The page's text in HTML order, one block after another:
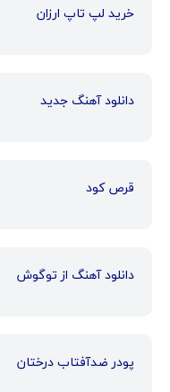
خرید لپ تاپ ارزان
دانلود آهنگ جدید
قرص کود
دانلود آهنگ از توگوش
پودر ضدآفتاب درختان